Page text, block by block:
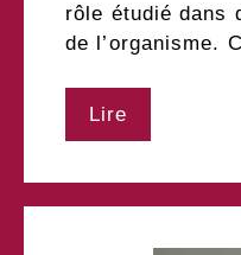
rôle étudié dans
de l’organisme.
Lire